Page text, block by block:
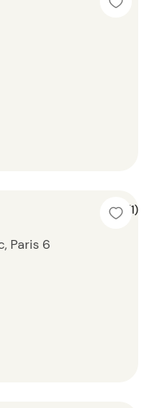
4 (1)
Paris 6